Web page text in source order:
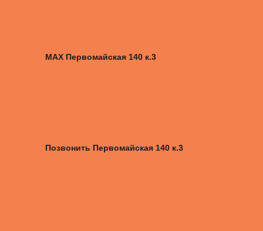
MAX Первомайская 140 к.3
Позвонить Первомайская 140 к.3